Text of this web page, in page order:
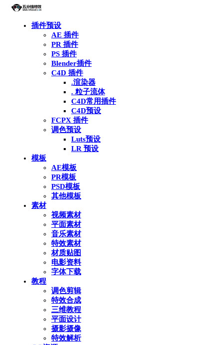
插件预设
AE 插件
PR 插件
PS 插件
Blender插件
C4D 插件
.渲染器
. 粒子流体
C4D常用插件
C4D预设
FCPX 插件
调色预设
Luts预设
LR 预设
模板
AE模板
PR模板
PSD模板
其他模板
素材
视频素材
平面素材
音乐素材
特效素材
材质贴图
电影资料
字体下载
教程
调色剪辑
特效合成
三维教程
平面设计
摄影摄像
特效解析